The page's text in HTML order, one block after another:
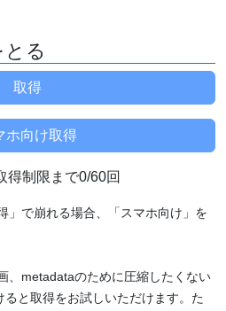
る
得制限まで0/60回
」で崩れる場合、「スマホ向け」を
、metadataのために圧縮したくない
と取得をお試しいただけます。た